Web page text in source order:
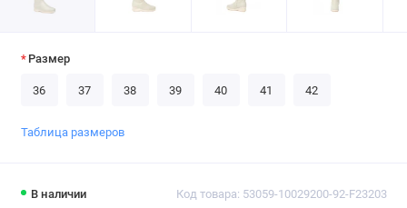
В наличии Код товара: 53059-10029200-92-F23203
Размер
36 37 38 39 40 41 42
Таблица размеров